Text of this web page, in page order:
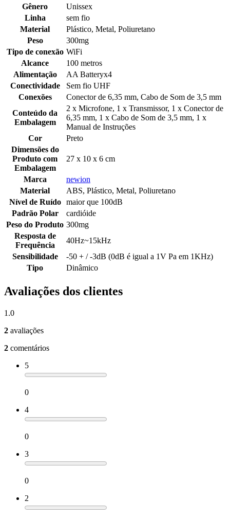
Gênero
Unissex
Linha
sem fio
Material
Plástico, Metal, Poliuretano
Peso
300mg
Tipo de conexão WiFi
Alcance
100 metros
Alimentação
AA Batteryx4
Conectividade
Sem fio UHF
Conexões
Conector de 6,35 mm, Cabo de Som de 3,5 mm
Conteúdo da
Embalagem
2 x Microfone, 1 x Transmissor, 1 x Conector de
6,35 mm, 1 x Cabo de Som de 3,5 mm, 1 x
Manual de Instruções
Cor
Preto
Dimensões do
Produto com
Embalagem
27 x 10 x 6 cm
Marca
newion
Material
ABS, Plástico, Metal, Poliuretano
Nível de Ruído
maior que 100dB
Padrão Polar
cardióide
Peso do Produto 300mg
Resposta de
Frequência
40Hz~15kHz
Sensibilidade
-50 + / -3dB (0dB é igual a 1V Pa em 1KHz)
Tipo
Dinâmico
Avaliações dos clientes
1.0
2 avaliações
2 comentários
5
0
4
0
3
0
2